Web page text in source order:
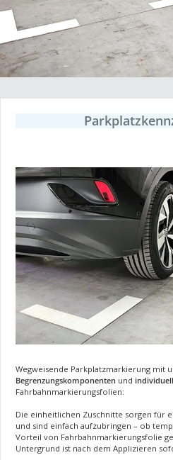
Wegweisende Parkplatzmarkierung mit
Begrenzungskomponenten und
Fahrbahnmarkierungsfolien:
Die einheitlichen Zuschnitte sorgen für
und sind einfach aufzubringen – ob
Vorteil von Fahrbahnmarkierungsfolie
Untergrund ist nach dem Applizieren